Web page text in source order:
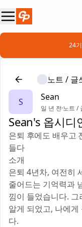
📣 24
노트 / 글
S
Sean
일 년 전·노트 /
Sean's 옵시디
은퇴 후에도 배우고
들다
소개
은퇴 4년차, 여전히
줄어드는 기억력과
낌이 들었습니다.
알게 되었고, 나에
다.